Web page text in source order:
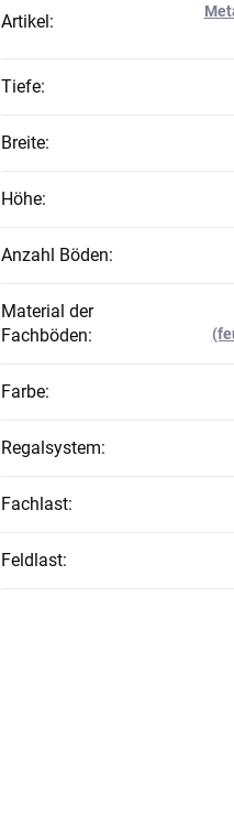
Artikel:
Tiefe:
Breite:
Höhe:
Anzahl Böden:
Material der
Fachböden:
Farbe:
Regalsystem:
Fachlast:
Feldlast: